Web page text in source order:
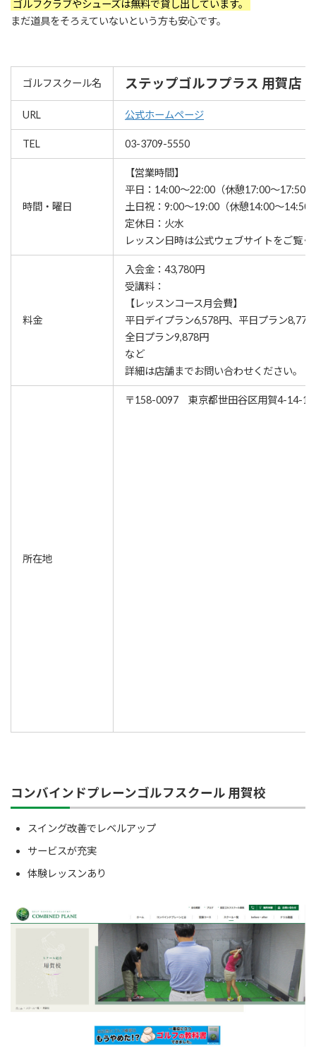
ゴルフクラブやシューズは無料で貸し出しています。
まだ道具をそろえていないという方も安心です。
ゴルフスクール名 ステップゴルフプラス 用賀店
URL 公式ホームページ
TEL 03-3709-5550
時間・曜日
【営業時間】
平日：14:00～22:00（休憩17:00～17:50）
土日祝：9:00～19:00（休憩14:00～14:50
定休日：火水
レッスン⽇時は公式ウェブサイトをご覧く
料金
入会金：43,780円
受講料：
【レッスンコース月会費】
平日デイプラン6,578円、平日プラン8,778
全日プラン9,878円
など
詳細は店舗までお問い合わせください。
所在地
〒158-0097 東京都世田谷区用賀4-14-1
コンバインドプレーンゴルフスクール 用賀校
スイング改善でレベルアップ
サービスが充実
体験レッスンあり